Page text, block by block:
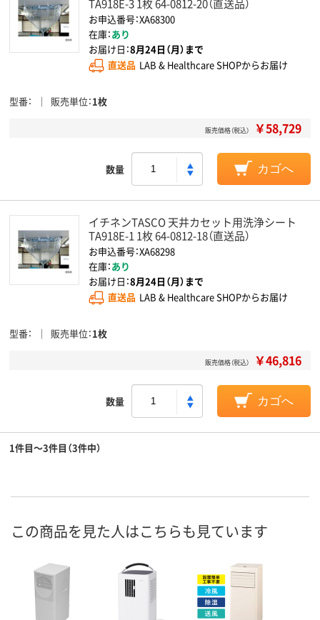
TA918E-3 1枚 64-0812-20（直送品）
お申込番号：XA68300
在庫：あり
お届け日：8月24日（月）まで
直送品 LAB & Healthcare SHOPからお届け
型番 販売単位 1枚
販売価格（税込） ￥58,729
数量 カゴへ
イチネンTASCO 天井カセット用洗浄シート
TA918E-1 1枚 64-0812-18（直送品）
お申込番号：XA68298
在庫：あり
お届け日：8月24日（月）まで
直送品 LAB & Healthcare SHOPからお届け
型番 販売単位 1枚
販売価格（税込） ￥46,816
数量 カゴへ
1件目～3件目（3件中）
この商品を見た人はこちらも見ています